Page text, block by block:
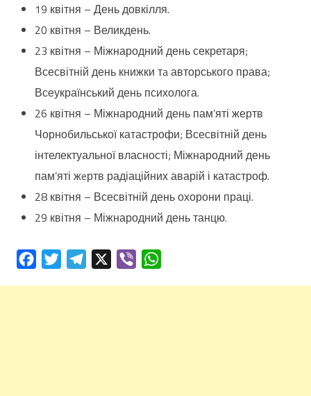
19 квітня – День довкілля.
20 квітня – Великдень.
23 квітня – Міжнародний день секретаря;
Всесвітній день книжки тa авторського права;
Всеукраїнський день психолога.
26 квітня – Міжнародний день пам’яті жертв
Чорнобильської катастрофи; Всесвітній день
інтелектуальної власності; Міжнародний день
пам’яті жeртв радіаційних аварій і катастроф.
28 квітня – Всесвітній день охорони праці.
29 квітня – Міжнародний день танцю.
FacebookTwitterTelegram Viber